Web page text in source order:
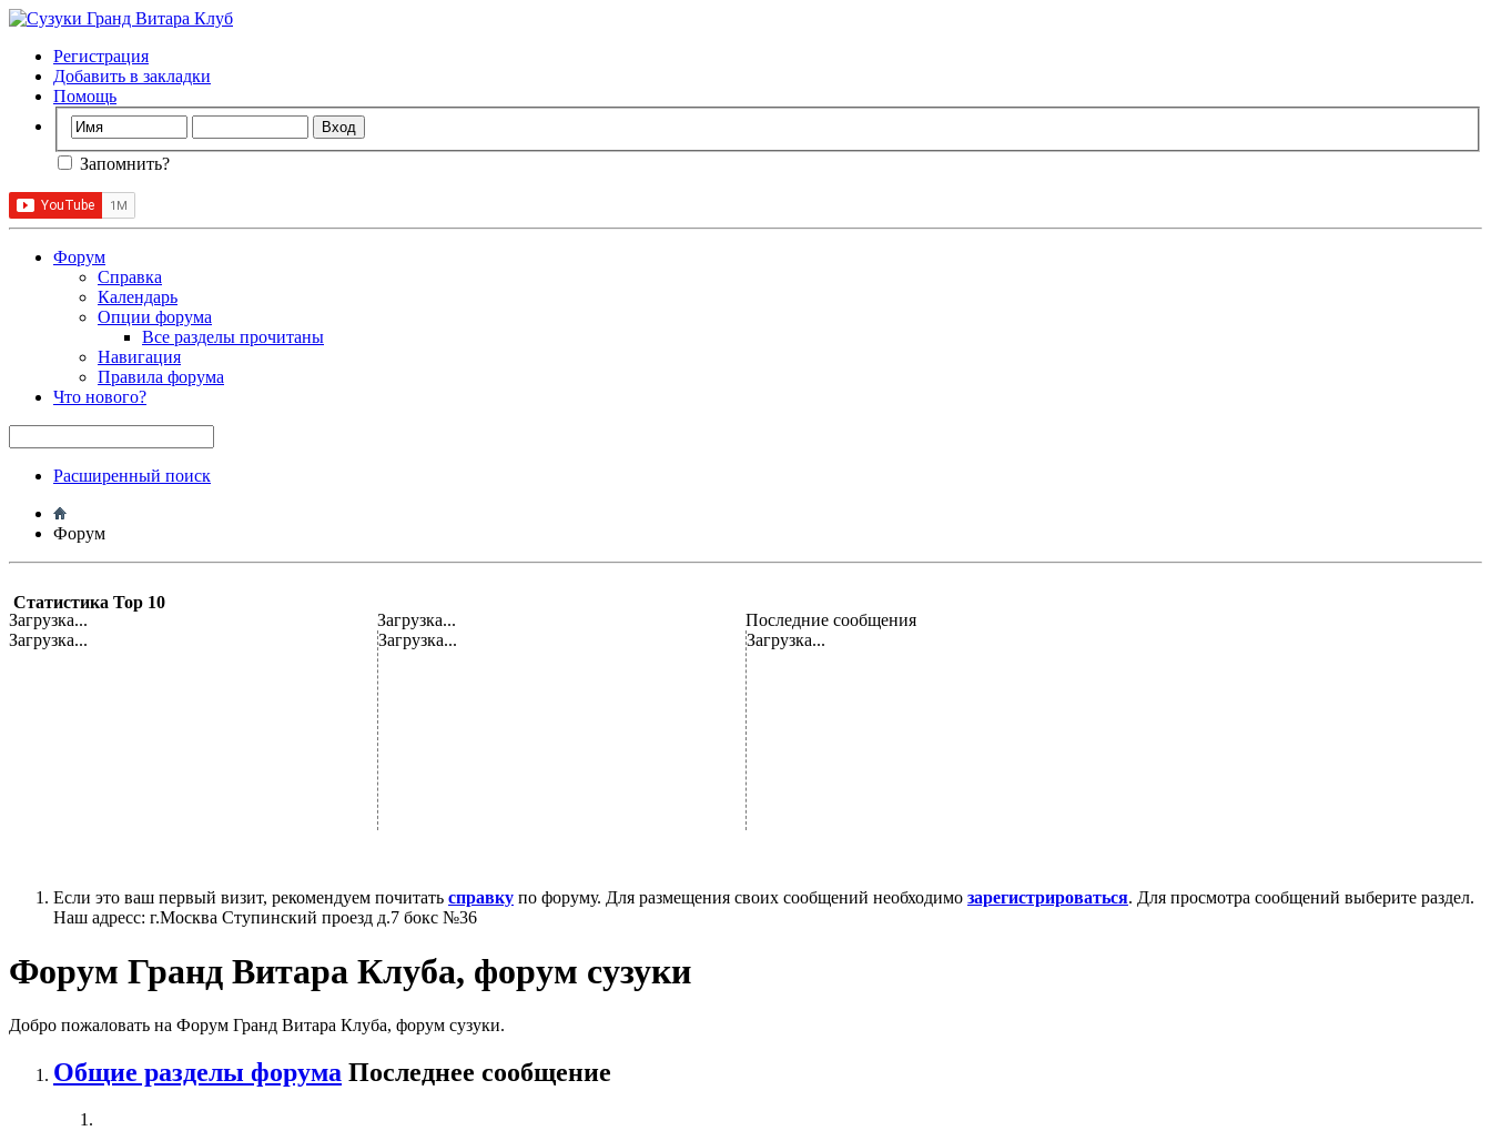
Регистрация
Добавить в закладки
Помощь
Запомнить?
Форум
Справка
Календарь
Опции форума
Все разделы прочитаны
Навигация
Правила форума
Что нового?
Расширенный поиск
Форум
Статистика Top 10
Загрузка...
Загрузка...
Последние сообщения
Загрузка...
Загрузка... Загрузка...
Если это ваш первый визит, рекомендуем почитать справку по форуму. Для размещения своих сообщений необходимо зарегистрироваться. Для просмотра сообщений выберите раздел.
Наш адресс: г.Москва Ступинский проезд д.7 бокс №36
Форум Гранд Витара Клуба, форум сузуки
Добро пожаловать на Форум Гранд Витара Клуба, форум сузуки.
Общие разделы форума Последнее сообщение